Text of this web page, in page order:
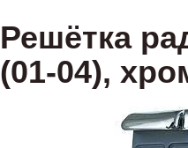
Решётка
(01-04),